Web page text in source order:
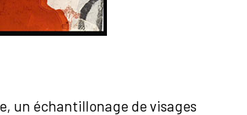
un échantillonage de visages